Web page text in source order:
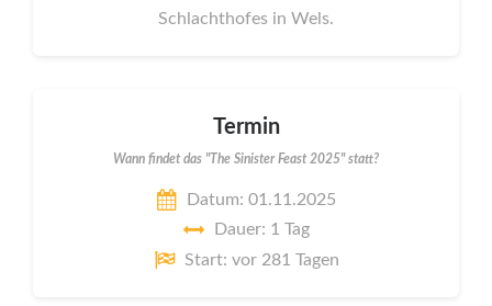
Schlachthofes in Wels.
Termin
Wann findet das "The Sinister Feast 2025" statt?
Datum: 01.11.2025
Dauer: 1 Tag
Start: vor 281 Tagen